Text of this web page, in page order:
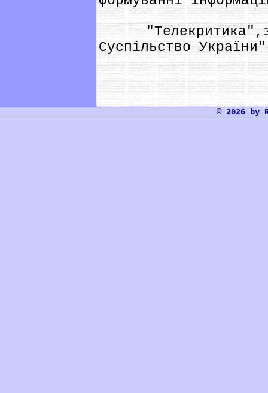
"Телекритика",за
Суспільство України"
© 2026 by